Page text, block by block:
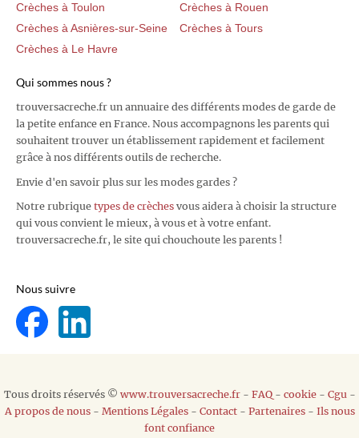
Crèches à Toulon
Crèches à Rouen
Crèches à Asnières-sur-Seine
Crèches à Tours
Crèches à Le Havre
Qui sommes nous ?
trouversacreche.fr un annuaire des différents modes de garde de
la petite enfance en France. Nous accompagnons les parents qui
souhaitent trouver un établissement rapidement et facilement
grâce à nos différents outils de recherche.
Envie d'en savoir plus sur les modes gardes ?
Notre rubrique types de crèches vous aidera à choisir la structure
qui vous convient le mieux, à vous et à votre enfant.
trouversacreche.fr, le site qui chouchoute les parents !
Nous suivre
Tous droits réservés © www.trouversacreche.fr- FAQ- cookie- Cgu -
A propos de nous- Mentions Légales- Contact- Partenaires- Ils nous
font confiance